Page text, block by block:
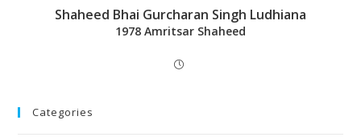
Shaheed Bhai Gurcharan Singh Ludhiana
1978 Amritsar Shaheed
Categories